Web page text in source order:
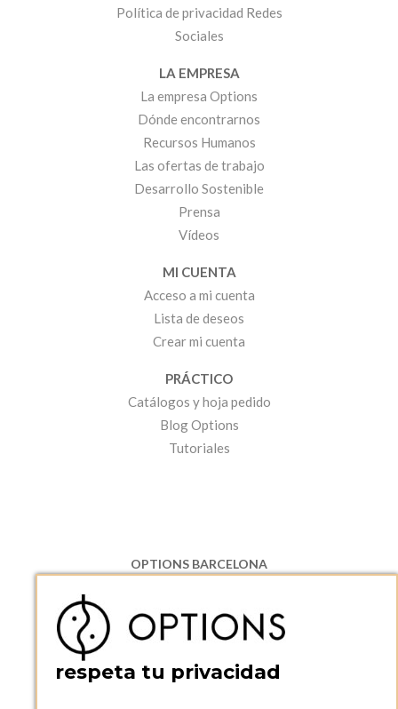
Política de privacidad Redes
Sociales
LA EMPRESA
La empresa Options
Dónde encontrarnos
Recursos Humanos
Las ofertas de trabajo
Desarrollo Sostenible
Prensa
Vídeos
MI CUENTA
Acceso a mi cuenta
Lista de deseos
Crear mi cuenta
PRÁCTICO
Catálogos y hoja pedido
Blog Options
Tutoriales
OPTIONS BARCELONA
08130 Santa Perpetua de Moguda, Barcelona
ESPAñA
Teléfono:
+34 935 724 041
OPTIONS BARCELONA SHOWROOM
respeta tu privacidad